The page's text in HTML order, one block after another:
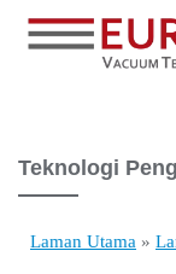
Teknologi
Laman Utama »